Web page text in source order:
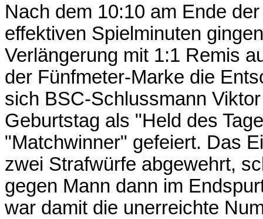
Nach dem 10:10 am Ende
effektiven Spielminuten
Verlängerung mit 1:1 Remis
der Fünfmeter-Marke die
sich BSC-Schlussmann
Geburtstag als "Held des
"Matchwinner" gefeiert. Das
zwei Strafwürfe abgewehrt,
gegen Mann dann im
war damit die unerreichte